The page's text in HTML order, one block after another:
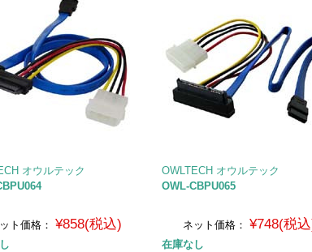
オウルテック
ト価格： ¥858(税込)
OWLTECH オウルテック
OWL-CBPU065
ネット価格： ¥748(税
在庫なし